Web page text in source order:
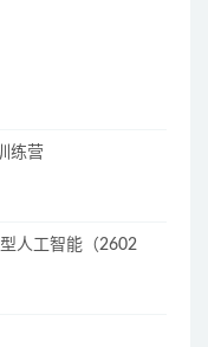
练营
人工智能（2602